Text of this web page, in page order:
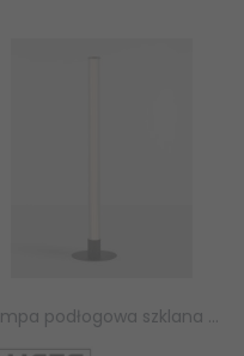
Lampa podłogowa szklana designerska LED 19W 2700-3000K ARUCAS LE45883 Luces Exclusivas